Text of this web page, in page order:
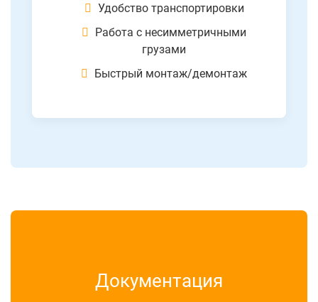
Удобство транспортировки
Работа с несимметричными
грузами
Быстрый монтаж/демонтаж
Документация